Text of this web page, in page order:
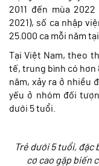
2011 đến mùa
2021), số ca nhập
25.000 ca mỗi năm tại
Tại Việt Nam, theo
tế, trung bình có hơn
năm, xảy ra ở nhiều
yếu ở nhóm đối
dưới 5 tuổi.
Trẻ dưới 5 tuổi,
cơ cao gặp biến